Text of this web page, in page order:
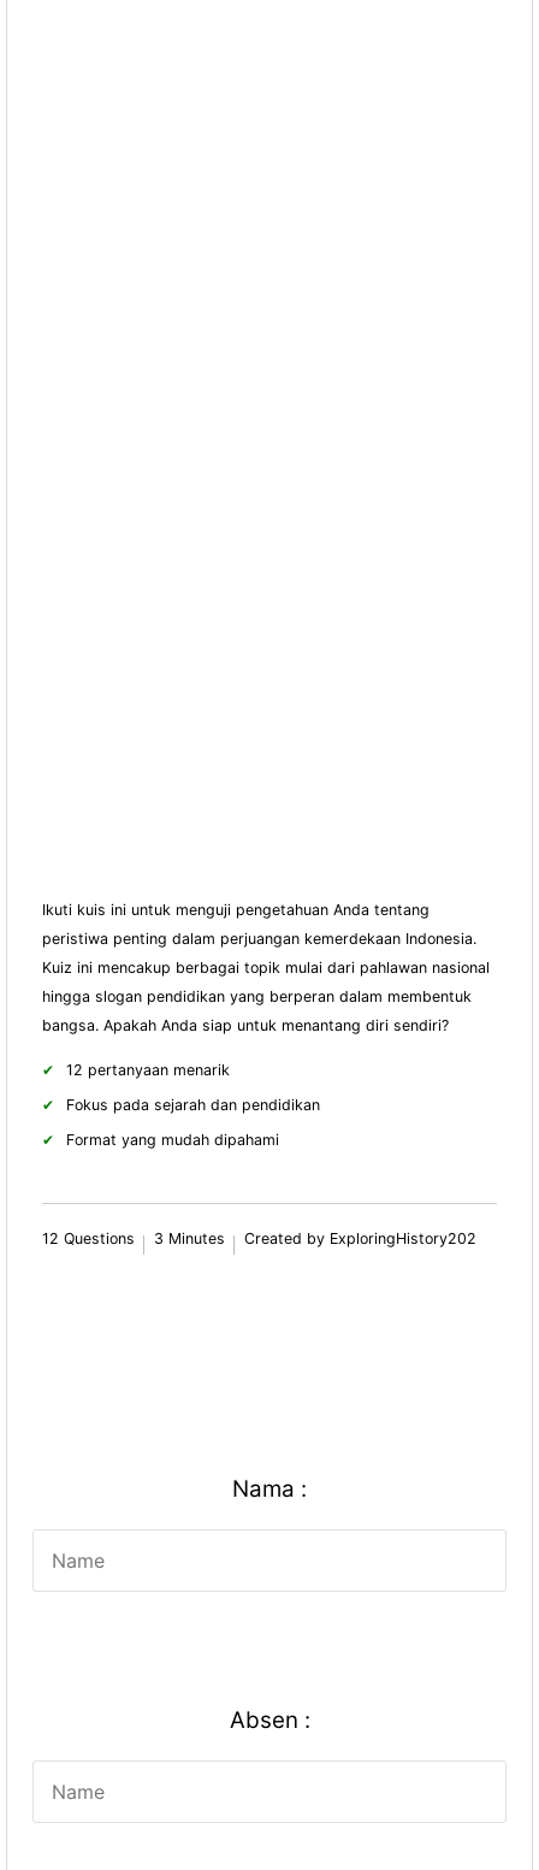
Ikuti kuis ini untuk menguji pengetahuan Anda tentang
peristiwa penting dalam perjuangan kemerdekaan Indonesia.
Kuiz ini mencakup berbagai topik mulai dari pahlawan nasional
hingga slogan pendidikan yang berperan dalam membentuk
bangsa. Apakah Anda siap untuk menantang diri sendiri?
12 pertanyaan menarik
Fokus pada sejarah dan pendidikan
Format yang mudah dipahami
12 Questions 3 Minutes Created by ExploringHistory202
Nama :
Absen :